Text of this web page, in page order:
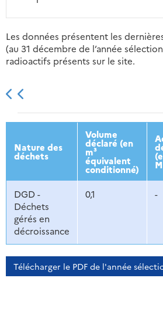
Les données présentent les
(au 31 décembre de l’année
radioactifs présents sur le site.
2013 2014
Nature des
déchets
Volume
déclaré (en
m³
équivalent
conditionné)
DGD -
Déchets
gérés en
décroissance
0,1 -
Télécharger le PDF de l'année